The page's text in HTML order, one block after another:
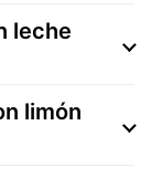
leche
limón